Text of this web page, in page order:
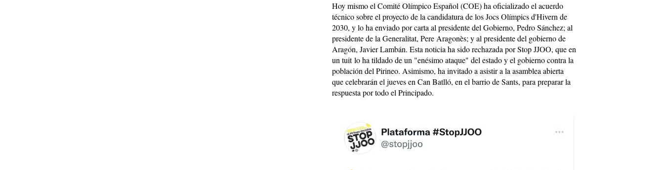
Hoy mismo el Comité Olímpico Español (COE) ha oficializado el acuerdo
técnico sobre el proyecto de la candidatura de los Jocs Olímpics d'Hivern de
2030, y lo ha enviado por carta al presidente del Gobierno, Pedro Sánchez; al
presidente de la Generalitat, Pere Aragonès; y al presidente del gobierno de
Aragón, Javier Lambán. Esta noticia ha sido rechazada por Stop JJOO, que en
un tuit lo ha tildado de un "enésimo ataque" del estado y el gobierno contra la
población del Pirineo. Asimismo, ha invitado a asistir a la asamblea abierta
que celebrarán el jueves en Can Batlló, en el barrio de Sants, para preparar la
respuesta por todo el Principado.